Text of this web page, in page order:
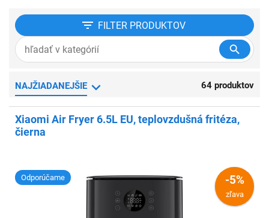
FILTER PRODUKTOV
NAJŽIADANEJŠIE 64 produktov
Xiaomi Air Fryer 6.5L EU, teplovzdušná fritéza,
čierna
Odporúčame -5%
zľava